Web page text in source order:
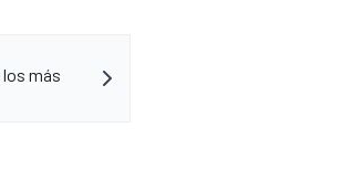
los más